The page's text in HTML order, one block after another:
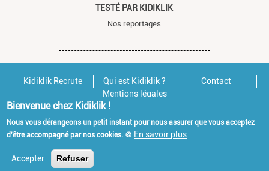
TESTÉ PAR KIDIKLIK
Nos reportages
Kidiklik Recrute Qui est Kidiklik ?
Contact
Mentions légales
Bienvenue chez Kidiklik !
Nous vous dérangeons un petit instant pour nous assurer que vous acceptez
d'être accompagné par nos cookies. 🍪 En savoir plus
Accepter Refuser